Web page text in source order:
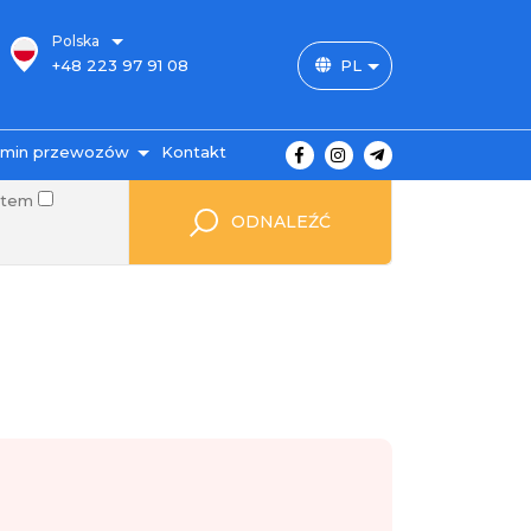
Polska
+48 223 97 91 08
PL
przewozów
i ceny
Kontakt
ODNALEŹĆ